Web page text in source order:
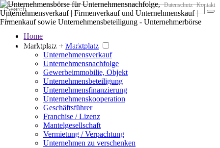
Der große Marktplatz für Unternehmen
Datenschutz Kontakt
Home
Marktplatz + Marktplatz
Unternehmensverkauf
Unternehmensnachfolge
Gewerbeimmobilie, Objekt
Unternehmensbeteiligung
Unternehmensfinanzierung
Unternehmenskooperation
Geschäftsführer
Franchise / Lizenz
Mantelgesellschaft
Vermietung / Verpachtung
Unternehmen zu verschenken